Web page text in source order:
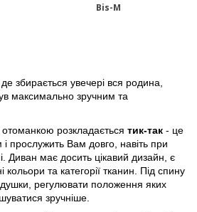
Bis-M
збирається увечері вся родина,
максимально зручним та
отоманкою розкладається тик-так- це
прослужить Вам довго, навіть при
Диван має досить цікавий дизайн, є
кольори та категорії тканин. Під спину
регулювати положення яких
зручніше.